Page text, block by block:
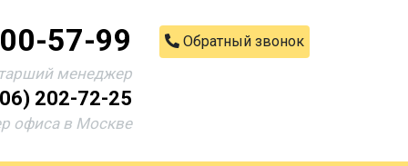
57-99
менеджер
202-72-25
офиса в Москве
Обратный звонок